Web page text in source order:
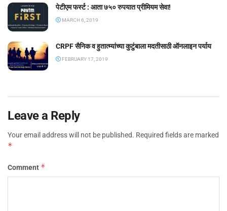
पेटीएम फर्स्ट : आता ७५० रुपयात प्रीमियम सेवा!
MARCH 6, 2019
CRPF सैनिक व हुतात्म्यांच्या कुटुंबाला मदतीसाठी ऑनलाइन पर्याय
FEBRUARY 17, 2019
Leave a Reply
Your email address will not be published. Required fields are marked
*
Comment *